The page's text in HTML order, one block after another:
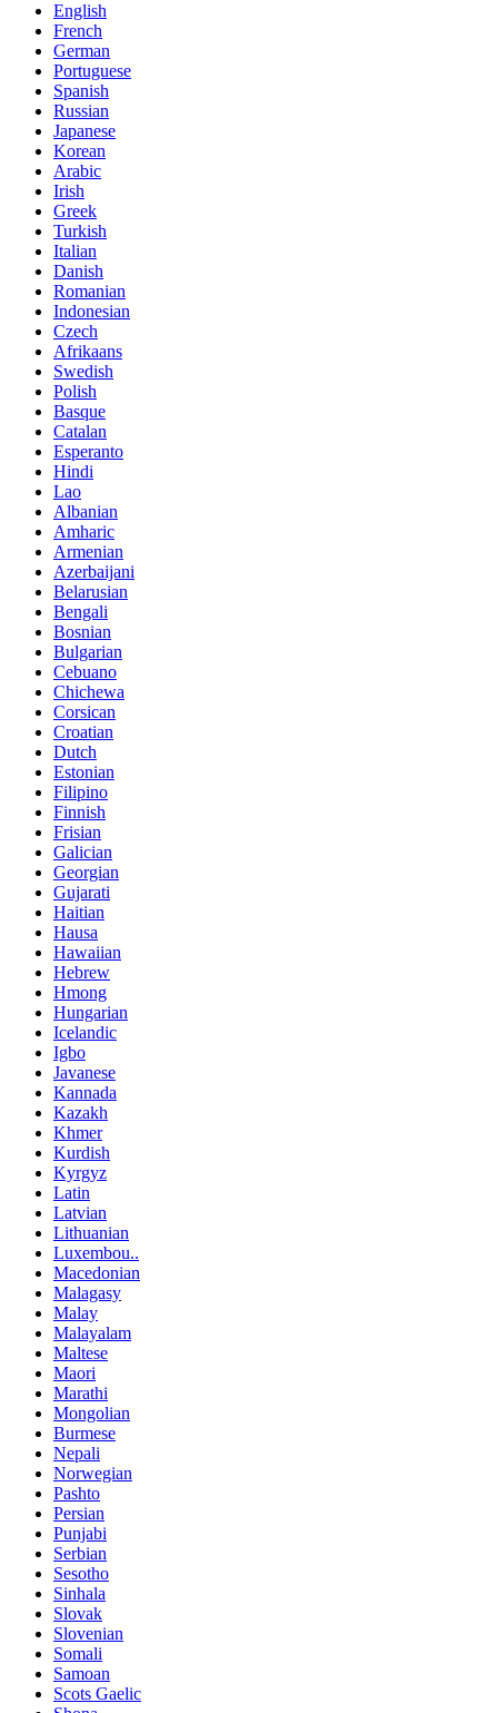
English
French
German
Portuguese
Spanish
Russian
Japanese
Korean
Arabic
Irish
Greek
Turkish
Italian
Danish
Romanian
Indonesian
Czech
Afrikaans
Swedish
Polish
Basque
Catalan
Esperanto
Hindi
Lao
Albanian
Amharic
Armenian
Azerbaijani
Belarusian
Bengali
Bosnian
Bulgarian
Cebuano
Chichewa
Corsican
Croatian
Dutch
Estonian
Filipino
Finnish
Frisian
Galician
Georgian
Gujarati
Haitian
Hausa
Hawaiian
Hebrew
Hmong
Hungarian
Icelandic
Igbo
Javanese
Kannada
Kazakh
Khmer
Kurdish
Kyrgyz
Latin
Latvian
Lithuanian
Luxembou..
Macedonian
Malagasy
Malay
Malayalam
Maltese
Maori
Marathi
Mongolian
Burmese
Nepali
Norwegian
Pashto
Persian
Punjabi
Serbian
Sesotho
Sinhala
Slovak
Slovenian
Somali
Samoan
Scots Gaelic